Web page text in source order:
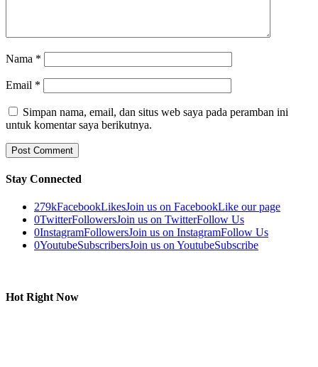
Nama *
Email *
Simpan nama, email, dan situs web saya pada peramban ini
untuk komentar saya berikutnya.
Stay Connected
279kFacebookLikesJoin us on FacebookLike our page
0TwitterFollowersJoin us on TwitterFollow Us
0InstagramFollowersJoin us on InstagramFollow Us
0YoutubeSubscribersJoin us on YoutubeSubscribe
Hot Right Now